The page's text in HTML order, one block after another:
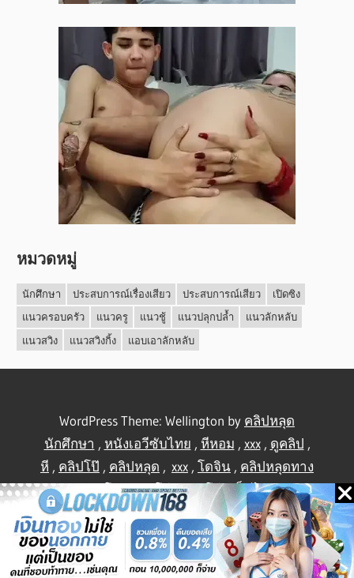
หมวดหมู่
นักศึกษา ประสบการณ์เรื่องเสียว ประสบการณ์เสียว
เปิดซิง
แนวครอบครัว
แนวครู แนวชู้ แนวปลุกปล้ำ
แนวลักหลับ
แนวสวิง
แนวสวิงกิ้ง แอบเอาลักหลับ
WordPress Theme: Wellington by คลิปหลุด
นักศึกษา , หนังเอวีซับไทย , หีหอม , xxx, ดูคลิป ,
หี , คลิปโป๊ , คลิปหลุด , xxx , โดจิน , คลิปหลุดทาง
บ้าน,คลิปโป้,คลิปโป๊,คลิปโป๊,เย็ดไทย,คลิป
หลุดไทย